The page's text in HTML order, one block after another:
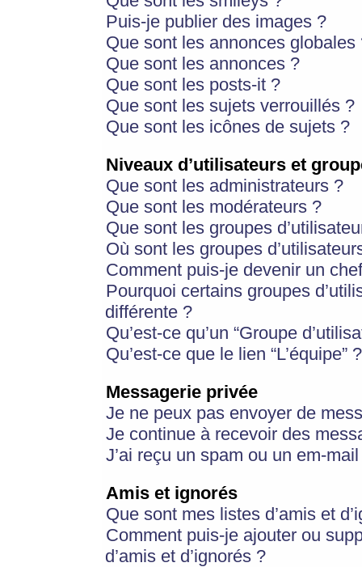
Puis-je publier des images ?
Que sont les annonces globales
Que sont les annonces ?
Que sont les posts-it ?
Que sont les sujets verrouillés ?
Que sont les icônes de sujets ?
Niveaux d’utilisateurs et
Que sont les administrateurs ?
Que sont les modérateurs ?
Que sont les groupes
Où sont les groupes
Comment puis-je devenir un
Pourquoi certains groupes
différente ?
Qu’est-ce qu’un “Groupe
Qu’est-ce que le lien “L’équipe” ?
Messagerie privée
Je ne peux pas envoyer de
Je continue à recevoir des
J’ai reçu un spam ou un em-
Amis et ignorés
Que sont mes listes d’amis et
Comment puis-je ajouter ou
d’amis et d’ignorés ?